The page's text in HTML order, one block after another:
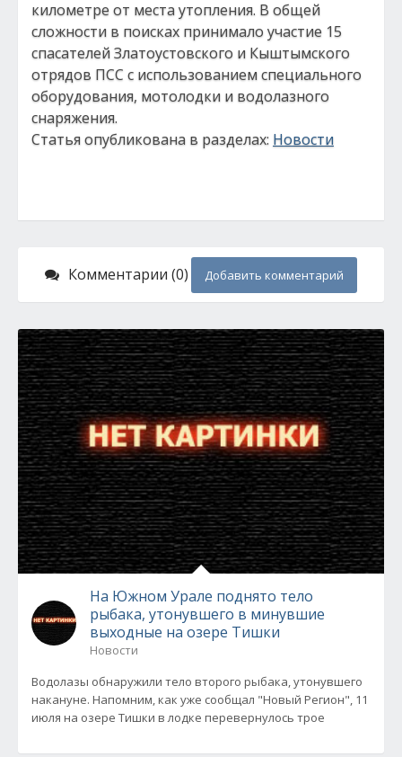
километре от места утопления. В общей
сложности в поисках принимало участие 15
спасателей Златоустовского и Кыштымского
отрядов ПСС с использованием специального
оборудования, мотолодки и водолазного
снаряжения.
Статья опубликована в разделах: Новости
Комментарии (0) Добавить комментарий
На Южном Урале поднято тело
рыбака, утонувшего в минувшие
выходные на озере Тишки
Новости
Водолазы обнаружили тело второго рыбака, утонувшего
накануне. Напомним, как уже сообщал "Новый Регион", 11
июля на озере Тишки в лодке перевернулось трое